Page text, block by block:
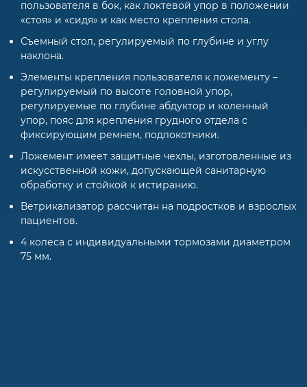
пользователя в бок, как локтевой упор в положении
«стоя» и «сидя» и как место крепления стола.
Съемный стол, регулируемый по глубине и углу
наклона.
Элементы крепления пользователя к ложементу –
регулируемый по высоте головной упор,
регулируемые по глубине абдуктор и коленный
упор, пояс для крепления грудного отдела c
фиксирующим ремнем, подлокотники.
Ложемент имеет защитные чехлы, изготовленные из
искусственной кожи, допускающей санитарную
обработку и стойкой к истиранию.
Ветрикализатор рассчитан на подростков и взрослых
пациентов.
4 колеса с индивидуальными тормозами диаметром
75 мм.